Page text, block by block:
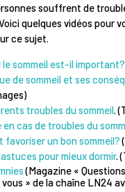
souffrent de
quelques vidéos pour
ce sujet.
le sommeil est-il important?
de sommeil et ses
troubles du sommeil.
en cas de troubles du
favoriser un bon sommeil?
pour mieux dormir.
(Magazine «
» de la chaîne LN24